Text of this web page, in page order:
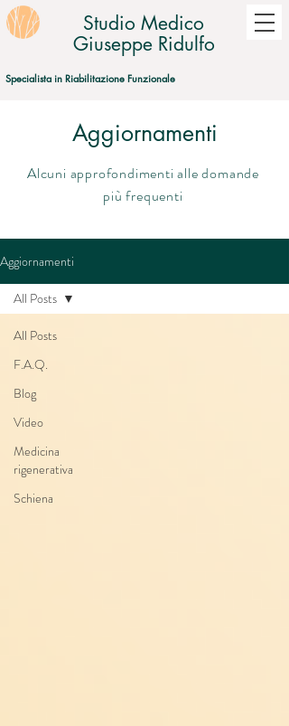
Specialista in Riabilitazione Funzionale
Studio Medico
Giuseppe Ridulfo
Aggiornamenti
Alcuni approfondimenti alle domande
più frequenti
Aggiornamenti
All Posts
F.A.Q.
Blog
Video
Medicina
rigenerativa
Schiena
All Posts